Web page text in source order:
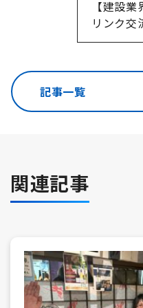
【建設
リンク交
伝えし
記事一覧
関連記事